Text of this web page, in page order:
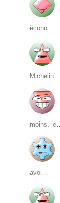
écono…
Michelin…
moins, le…
avoi…